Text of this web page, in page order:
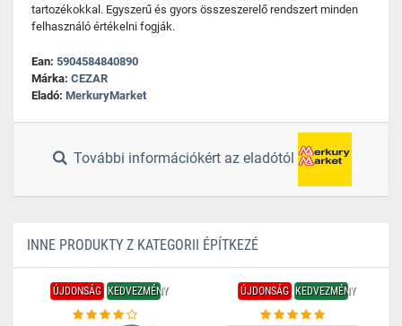
tartozékokkal. Egyszerű és gyors összeszerelő rendszert minden
felhasználó értékelni fogják.
Ean: 5904584840890
Márka: CEZAR
Eladó: MerkuryMarket
További információkért az eladótól
INNE PRODUKTY Z KATEGORII ÉPÍTKEZÉ
ÚJDONSÁG KEDVEZMÉNY ÚJDONSÁG KEDVEZMÉNY